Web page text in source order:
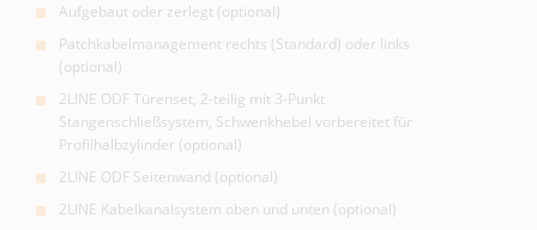
Aufgebaut oder zerlegt (optional)
Patchkabelmanagement rechts (Standard) oder links
(optional)
2LINE ODF Türenset, 2-teilig mit 3-Punkt
Stangenschließsystem, Schwenkhebel vorbereitet für
Profilhalbzylinder (optional)
2LINE ODF Seitenwand (optional)
2LINE Kabelkanalsystem oben und unten (optional)